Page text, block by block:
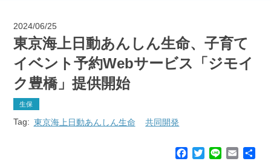
2024/06/25
東京海上日動あんしん生命、子育て
イベント予約Webサービス「ジモイ
ク豊橋」提供開始
生保
Tag: 東京海上日動あんしん生命 共同開発
T
E